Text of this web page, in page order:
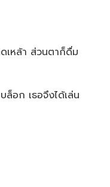
เหล้า ส่วนตาก็ดื่ม
อก เธอจึงได้เล่น